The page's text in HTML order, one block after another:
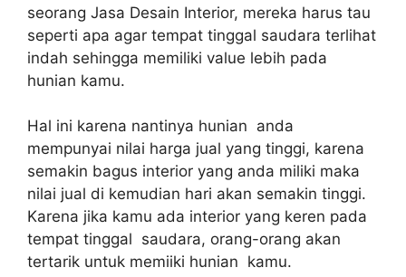
seorang Jasa Desain Interior, mereka harus tau
seperti apa agar tempat tinggal saudara terlihat
indah sehingga memiliki value lebih pada
hunian kamu.
Hal ini karena nantinya hunian anda
mempunyai nilai harga jual yang tinggi, karena
semakin bagus interior yang anda miliki maka
nilai jual di kemudian hari akan semakin tinggi.
Karena jika kamu ada interior yang keren pada
tempat tinggal saudara, orang-orang akan
tertarik untuk memiiki hunian kamu.